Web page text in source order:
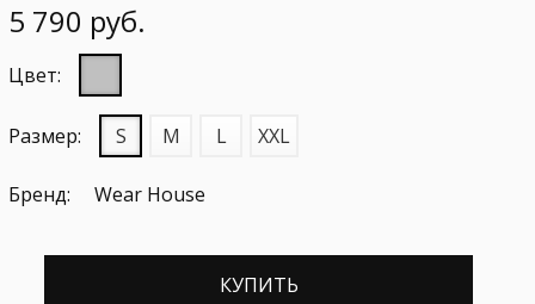
5 790 руб.
Цвет:
Размер: S M L XXL
Бренд: Wear House